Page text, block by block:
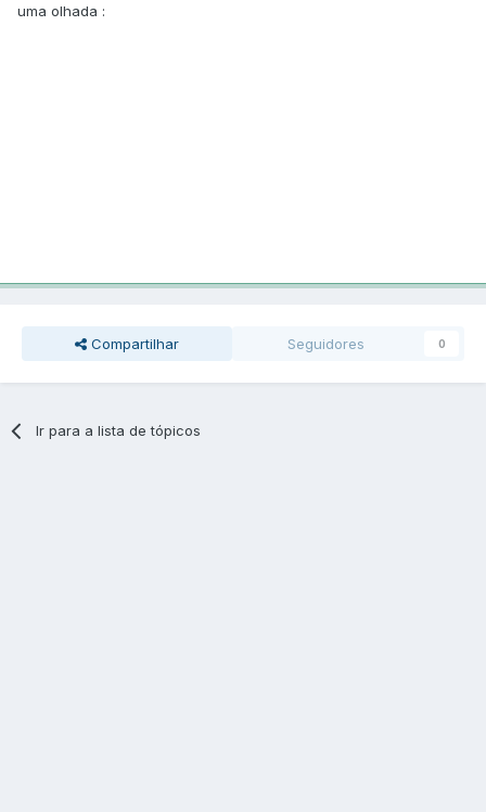
uma olhada :
Compartilhar Seguidores 0
Ir para a lista de tópicos